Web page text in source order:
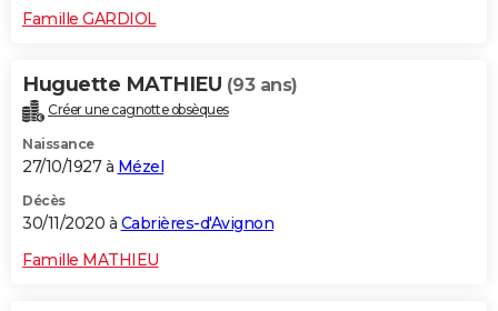
Famille GARDIOL
Huguette MATHIEU (93 ans)
Créer une cagnotte obsèques
Naissance
27/10/1927 à Mézel
Décès
30/11/2020 à Cabrières-d'Avignon
Famille MATHIEU